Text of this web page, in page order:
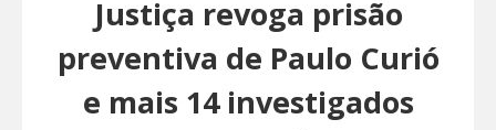
Justiça revoga prisão
preventiva de Paulo Curió
e mais 14 investigados